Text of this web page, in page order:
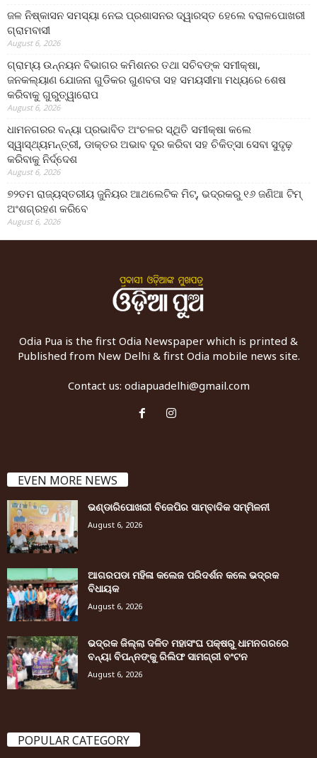
ଜଳ ନିଷ୍କାସନ ସମସ୍ୟା ନେଇ ପ୍ରଶାସନର ଦ୍ୱାରସ୍ତ ହେଲେ ବରାଳପୋଖରୀ
ଗ୍ରାମବାସୀ
August 6, 2026
ଗ୍ରାମ୍ୟ ଉନ୍ନୟନ ବିଭାଗର କମିଶନର ତଥା ସଚିବଙ୍କ ସମୀକ୍ଷା,
ଜନକଲ୍ୟାଣ ଯୋଜନା ଗୁଡିକର ଗୁଣବତା ସହ ସମୟସୀମା ମଧ୍ୟରେ ଶେଷ
କରିବାକୁ ଗୁରୁତ୍ୱାରୋପ
August 6, 2026
ଧାମନଗରର ବନ୍ୟା ପ୍ରଭାବିତ ଅଂଚଳର ସ୍ଥିତି ସମୀକ୍ଷା କଲେ
ସ୍ୱାସ୍ଥ୍ୟମନ୍ତ୍ରୀ, ଡାକ୍ତର ଅଭାବ ଦୂର କରିବା ସହ ଚିକିତ୍ସା ସେବା ସୁଦୃଢ଼
କରିବାକୁ ନିର୍ଦ୍ଦେଶ
August 6, 2026
୭୨ତମ ରାଜ୍ୟସ୍ତରୀୟ ଜୁନିୟର ଆଥଲେଟିକ ମିଟ୍‌, ଭଦ୍ରକରୁ ୧୬ ଜଣିଆ ଟିମ୍
ଅଂଶଗ୍ରହଣ କରିବେ
August 6, 2026
Odia Pua is the first Odia Newspaper which is printed &
Published from New Delhi & first Odia mobile news site.
Contact us: odiapuadelhi@gmail.com
EVEN MORE NEWS
ଭଣ୍ଡାରିପୋଖରୀ ବିଜେପିର ସାମ୍ବାଦିକ ସମ୍ମିଳନୀ
August 6, 2026
ଆଗରପଡା ମହିଳା କଲେଜ ପରିଦର୍ଶନ କଲେ ଭଦ୍ରକ
ବିଧାୟକ
August 6, 2026
ଭଦ୍ରକ ଜିଲ୍ଲା ଦଳିତ ମହାସଂଘ ପକ୍ଷରୁ ଧାମନଗରରେ
ବନ୍ୟା ବିପନ୍ନଙ୍କୁ ରିଲିଫ ସାମଗ୍ରୀ ବଂଟନ
August 6, 2026
POPULAR CATEGORY